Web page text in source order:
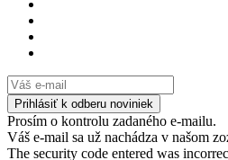
Prosím o kontrolu zadaného e-mailu.
Váš e-mail sa už nachádza v našom
The security code entered was